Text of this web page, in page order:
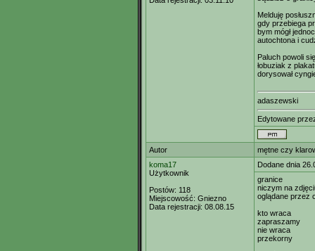
Melduję
gdy przebiega
bym mógł
autochtona i
Paluch powoli
łobuziak z
dorysował
adaszewski
Edytowane
Autor
mętne czy
koma17
Użytkownik
Postów: 118
Miejscowość: Gniezno
Data rejestracji: 08.08.15
Dodane dnia
granice
niczym na
oglądane przez
kto wraca
zapraszamy
nie wraca
przekorny